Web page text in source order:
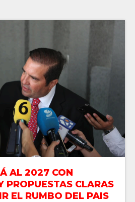
AL 2027 CON
PROPUESTAS CLARAS
EL RUMBO DEL PAIS